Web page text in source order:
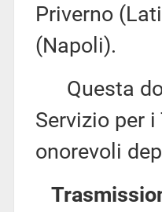
Priverno
(Napoli).
Questa
Servizio per
onorevoli